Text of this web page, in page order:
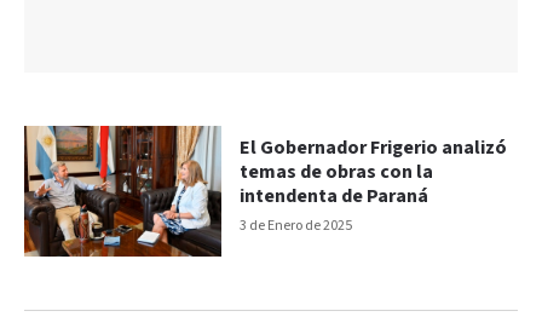
3 de Enero de 2025
El Gobernador Frigerio analizó
temas de obras con la
intendenta de Paraná